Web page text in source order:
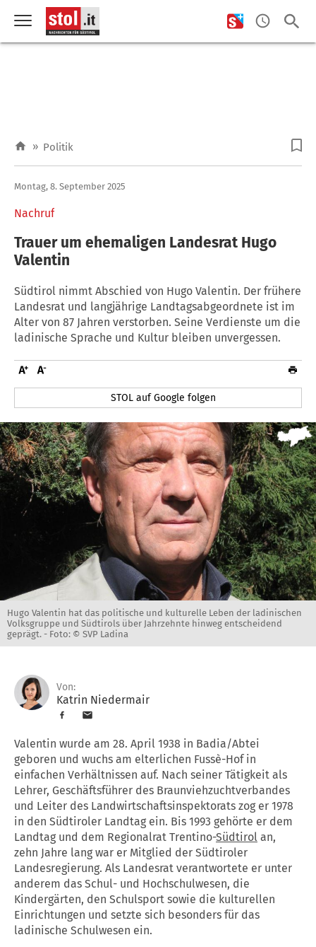
» Politik
Nachruf
Montag, 8. September 2025
Trauer um ehemaligen Landesrat Hugo
Valentin
Südtirol nimmt Abschied von Hugo Valentin. Der frühere
Landesrat und langjährige Landtagsabgeordnete ist im
Alter von 87 Jahren verstorben. Seine Verdienste um die
ladinische Sprache und Kultur bleiben unvergessen.
STOL auf Google folgen
Hugo Valentin hat das politische und kulturelle Leben der ladinischen
Volksgruppe und Südtirols über Jahrzehnte hinweg entscheidend
geprägt. - Foto: © SVP Ladina
Von:
Katrin Niedermair
Valentin wurde am 28. April 1938 in Badia/Abtei
geboren und wuchs am elterlichen Fussè-Hof in
einfachen Verhältnissen auf. Nach seiner Tätigkeit als
Lehrer, Geschäftsführer des Braunviehzuchtverbandes
und Leiter des Landwirtschaftsinspektorats zog er 1978
in den Südtiroler Landtag ein. Bis 1993 gehörte er dem
Landtag und dem Regionalrat Trentino-Südtirol an,
zehn Jahre lang war er Mitglied der Südtiroler
Landesregierung. Als Landesrat verantwortete er unter
anderem das Schul- und Hochschulwesen, die
Kindergärten, den Schulsport sowie die kulturellen
Einrichtungen und setzte sich besonders für das
ladinische Schulwesen ein.